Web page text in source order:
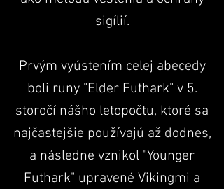
sigílií.
Prvým vyústením celej abecedy
boli runy "Elder Futhark" v 5.
storočí nášho letopočtu, ktoré sa
najčastejšie používajú až dodnes,
a následne vznikol "Younger
Futhark" upravené Vikingmi a